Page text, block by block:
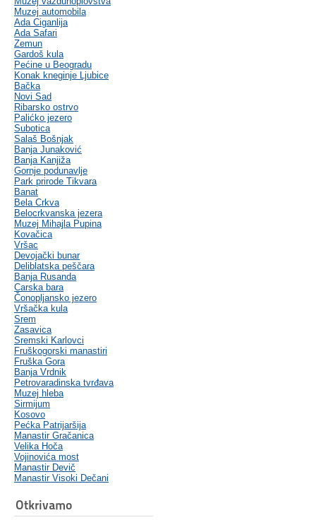
Muzej automobila
Ada Ciganlija
Ada Safari
Zemun
Gardoš kula
Pećine u Beogradu
Konak kneginje Ljubice
Bačka
Novi Sad
Ribarsko ostrvo
Palićko jezero
Subotica
Salaš Bošnjak
Banja Junaković
Banja Kanjiža
Gornje podunavlje
Park prirode Tikvara
Banat
Bela Crkva
Belocrkvanska jezera
Muzej Mihajla Pupina
Kovačica
Vršac
Devojački bunar
Deliblatska peščara
Banja Rusanda
Carska bara
Čonopljansko jezero
Vršačka kula
Srem
Zasavica
Sremski Karlovci
Fruškogorski manastiri
Fruška Gora
Banja Vrdnik
Petrovaradinska tvrđava
Muzej hleba
Sirmijum
Kosovo
Pećka Patrijaršija
Manastir Gračanica
Velika Hoča
Vojinovića most
Manastir Devič
Manastir Visoki Dečani
Otkrivamo